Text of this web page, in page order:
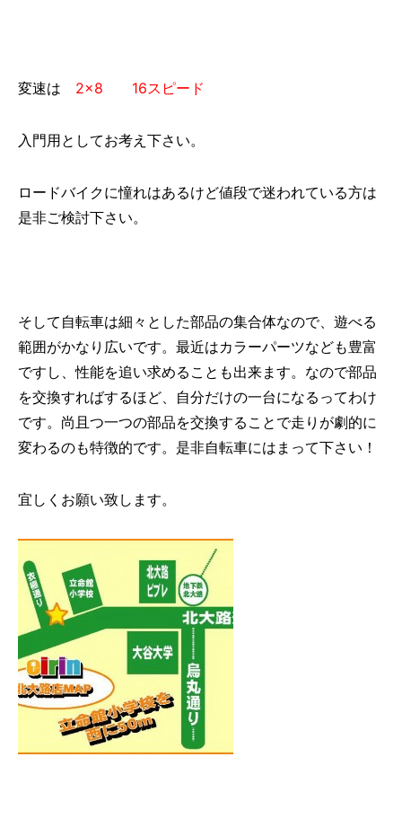
変速は 2×8 16スピード
入門用としてお考え下さい。
ロードバイクに憧れはあるけど値段で迷われている方は
是非ご検討下さい。
そして自転車は細々とした部品の集合体なので、遊べる
範囲がかなり広いです。最近はカラーパーツなども豊富
ですし、性能を追い求めることも出来ます。なので部品
を交換すればするほど、自分だけの一台になるってわけ
です。尚且つ一つの部品を交換することで走りが劇的に
変わるのも特徴的です。是非自転車にはまって下さい！
宜しくお願い致します。